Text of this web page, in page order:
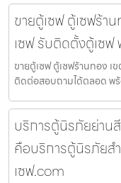
ขายตู้เซฟ ตู้เซฟร้า
เซฟ รับติดตั้งตู้เซ
ขายตู้เซฟ ตู้เซฟร้านทอง
ติดต่อสอบถามได้ตลอด พ
บริการตู้นิรภัยย่านสี
คือบริการตู้นิรภัยส
เซฟ.com